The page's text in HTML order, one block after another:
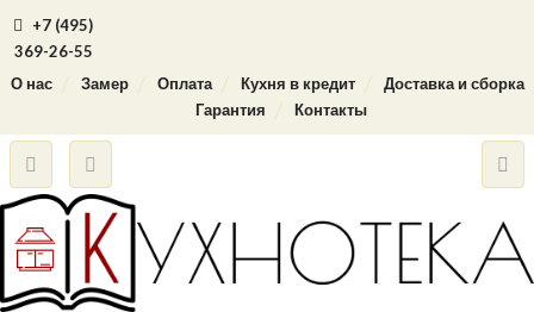
+7 (495)
369-26-55
О нас
Замер Оплата Кухня в кредит
Доставка и сборка
Гарантия
Контакты